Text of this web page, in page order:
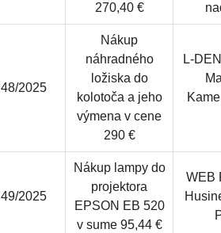
270,40 €
48/2025
Nákup
náhradného
ložiska do
kolotoča a jeho
výmena v cene
290 €
L-
49/2025
Nákup lampy do
projektora
EPSON EB 520
v sume 95,44 €
WEB